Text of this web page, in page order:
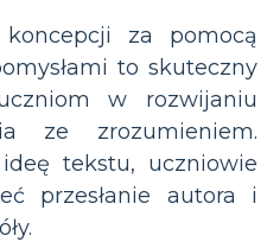
za pomocą
to skuteczny
w rozwijaniu
ze zrozumieniem.
tekstu, uczniowie
przesłanie autora i